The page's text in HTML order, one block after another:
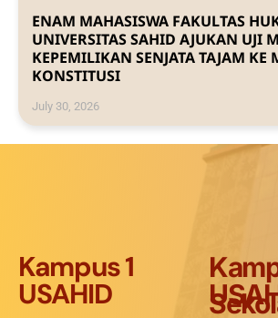
ENAM MAHASISWA FAKULTAS
UNIVERSITAS SAHID AJUKAN UJI
KEPEMILIKAN SENJATA TAJAM KE
KONSTITUSI
July 30, 2026
Kampus 1
USAHID